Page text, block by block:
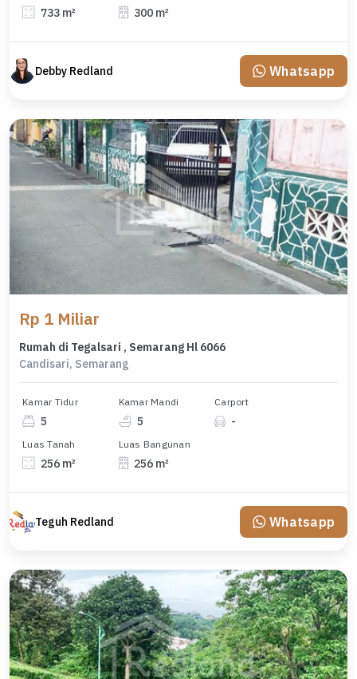
733 m² 300 m²
Debby Redland Whatsapp
Rp 1 Miliar
Rumah di Tegalsari , Semarang Hl 6066
Candisari, Semarang
Kamar Tidur
5
Kamar Mandi
5
Carport
-
Luas Tanah
256 m²
Luas Bangunan
256 m²
Teguh Redland Whatsapp